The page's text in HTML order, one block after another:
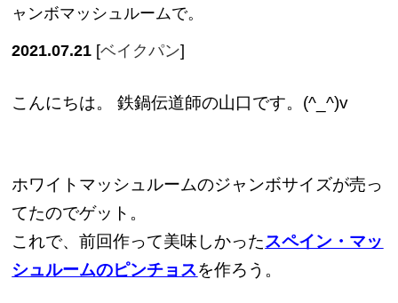
ャンボマッシュルームで。
2021.07.21 [ベイクパン]
こんにちは。 鉄鍋伝道師の山口です。(^_^)v
ホワイトマッシュルームのジャンボサイズが売っ
てたのでゲット。
これで、前回作って美味しかったスペイン・マッ
シュルームのピンチョスを作ろう。